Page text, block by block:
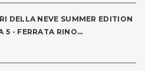
DELLA NEVE SUMMER EDITION
5 - FERRATA RINO...